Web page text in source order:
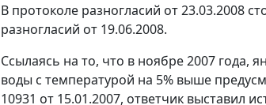
В протоколе разногласий от 23.03.2008
разногласий от 19.06.2008.
Ссылаясь на то, что в ноябре 2007 года,
воды с температурой на 5% выше
10931 от 15.01.2007, ответчик выставил